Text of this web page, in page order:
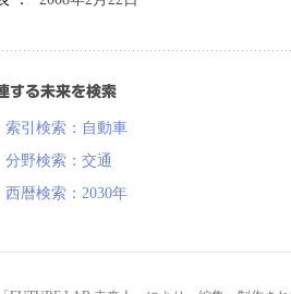
する未来を検索
索引検索：自動車
分野検索：交通
西暦検索：2030年